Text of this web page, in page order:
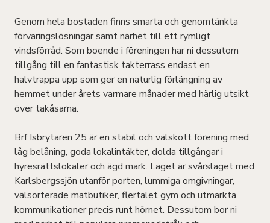
Genom hela bostaden finns smarta och genomtänkta
förvaringslösningar samt närhet till ett rymligt
vindsförråd. Som boende i föreningen har ni dessutom
tillgång till en fantastisk takterrass endast en
halvtrappa upp som ger en naturlig förlängning av
hemmet under årets varmare månader med härlig utsikt
över takåsarna.
Brf Isbrytaren 25 är en stabil och välskött förening med
låg belåning, goda lokalintäkter, dolda tillgångar i
hyresrättslokaler och ägd mark. Läget är svårslaget med
Karlsbergssjön utanför porten, lummiga omgivningar,
välsorterade matbutiker, flertalet gym och utmärkta
kommunikationer precis runt hörnet. Dessutom bor ni